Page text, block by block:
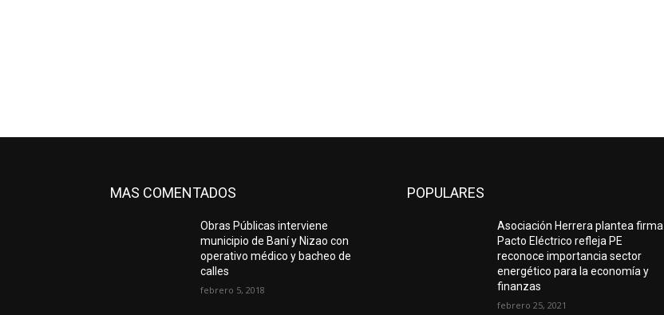
MAS COMENTADOS
Obras Públicas interviene
municipio de Baní y Nizao con
operativo médico y bacheo de
calles
febrero 5, 2018
POPULARES
Asociación Herrera plantea firma
Pacto Eléctrico refleja PE
reconoce importancia sector
energético para la economía y
finanzas
febrero 25, 2021